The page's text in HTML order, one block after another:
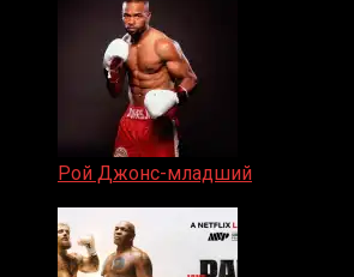
Рой Джонс-младший